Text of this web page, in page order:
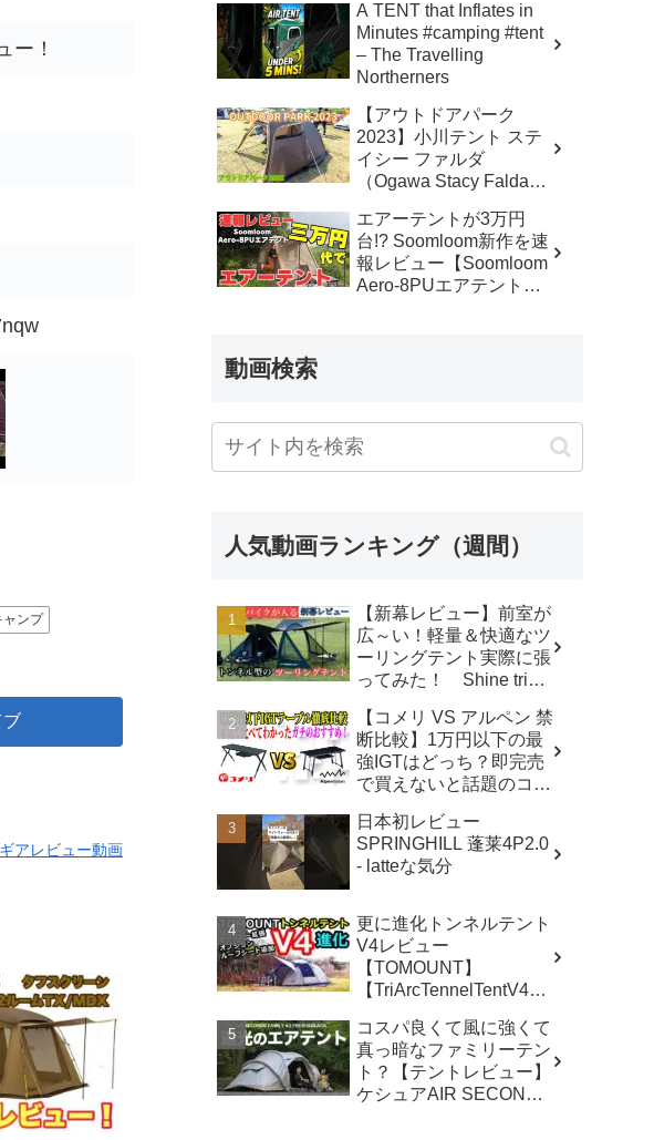
ー！
ャンプ
ブ
アレビュー動画
Honest Reviews
A TENT that Inflates in
Minutes #camping #tent
– The Travelling
Northerners
【アウトドアパーク
2023】小川テント ステ
イシー ファルダ
（Ogawa Stacy Falda）
akoakoa
エアーテントが3万円
台!? Soomloom新作を速
報レビュー【Soomloom
Aero-8PUエアテント】
動画検索
人気動画ランキング（週間）
【新幕レビュー】前室が
広～い！軽量＆快適なツ
ーリングテント実際に張
ってみた！ Shine trip
な気分
【コメリ VS アルペン 禁
断比較】1万円以下の最
強IGTはどっち？即完売
で買えないと話題のコメ
ー！【アウトドアシステ
ムテーブル VS アルミユ
ニットテーブル】 - ヤミ
日本初レビュー
SPRINGHILL 蓬莱4P2.0
- latteな気分
更に進化トンネルテント
V4レビュー
【TOMOUNT】
【TriArcTennelTentV4】
カ】
コスパ良くて風に強くて
真っ暗なファミリーテン
ト？【テントレビュー】
ケシュアAIR SECONDS